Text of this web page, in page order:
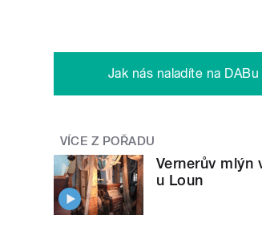
Jak nás naladíte na DABu
VÍCE Z POŘADU
Vernerův mlýn
u Loun